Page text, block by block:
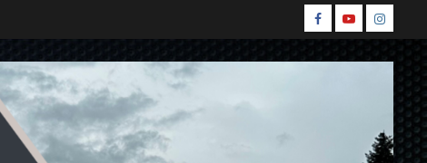
Spin
Facebook
Spin
Youtube
Spin